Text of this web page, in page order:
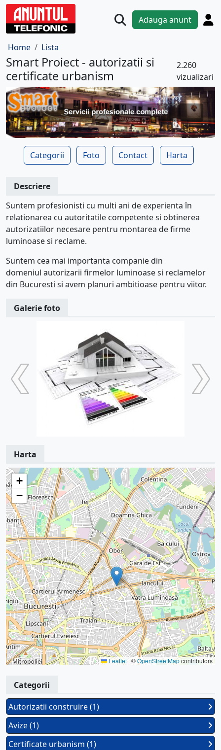
Adauga anunt
Home Lista
Smart Proiect - autorizatii si
certificate urbanism
2.260
vizualizari
Categorii Foto Contact Harta
Descriere
Suntem profesionisti cu multi ani de experienta în
relationarea cu autoritatile competente si obtinerea
autorizatiilor necesare pentru montarea de firme
luminoase si reclame.
Suntem cea mai importanta companie din
domeniul autorizarii firmelor luminoase si reclamelor
din Bucuresti si avem planuri ambitioase pentru viitor.
Galerie foto
Harta
+
−
Leaflet | ©OpenStreetMapcontributors
Categorii
Autorizatii construire (1)
Avize (1)
Certificate urbanism (1)